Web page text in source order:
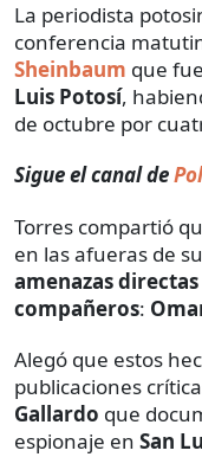
La periodista
conferencia
Sheinbaum que fue
Luis Potosí,
de octubre por
Sigue el canal de
Torres compartió
en las afueras de
amenazas directas
compañeros:
Alegó que estos
publicaciones
Gallardo que
espionaje en San